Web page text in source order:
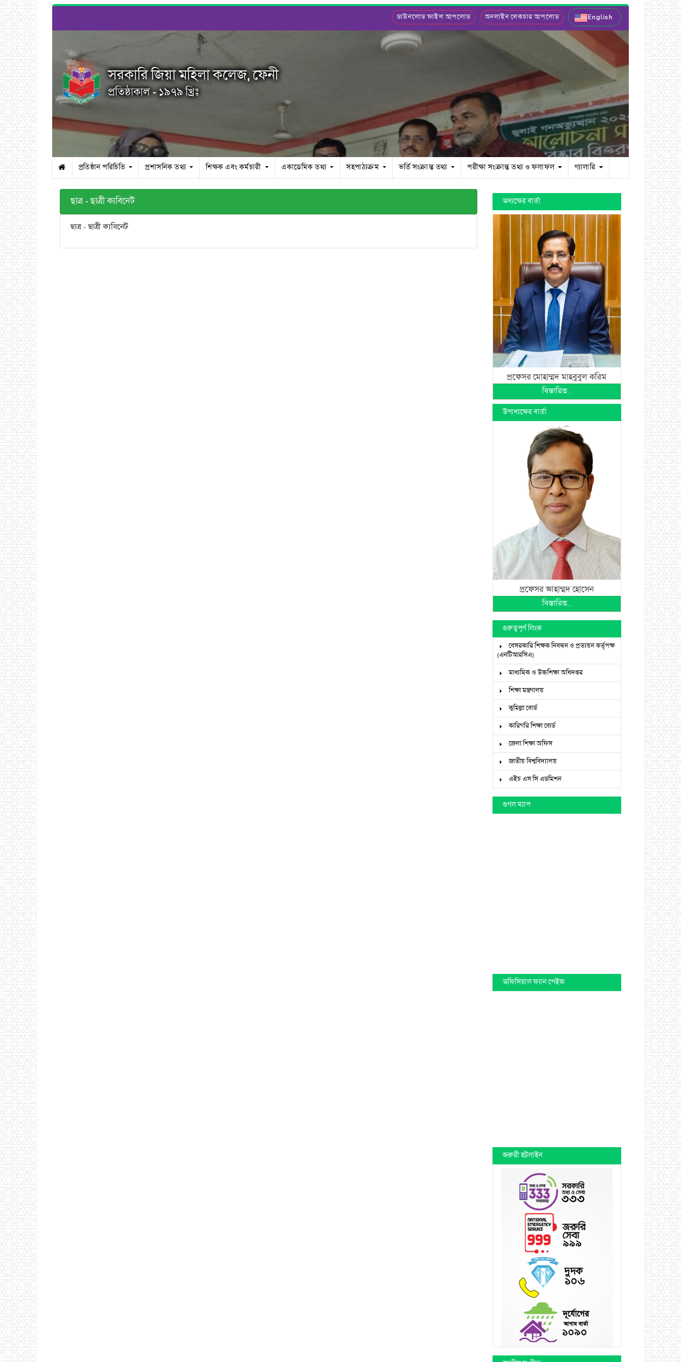
ডাউনলোড ফাইল আপলোড অনলাইন লেকচার আপলোড English
সরকারি জিয়া মহিলা কলেজ, ফেনী
প্রতিষ্ঠাকাল - ১৯৭৯ খ্রিঃ
প্রতিষ্ঠান পরিচিতি প্রশাসনিক তথ্য শিক্ষক এবং কর্মচারী একাডেমিক তথ্য সহপাঠ্যক্রম ভর্তি সংক্রান্ত তথ্য পরীক্ষা সংক্রান্ত তথ্য ও ফলাফল গ্যালারি
ছাত্র - ছাত্রী ক্যবিনেট
ছাত্র - ছাত্রী ক্যবিনেট
অধ্যক্ষের বার্তা
প্রফেসর মোহাম্মদ মাহবুবুল করিম
বিস্তারিত...
উপাধ্যক্ষের বার্তা
প্রফেসর আহাম্মদ হোসেন
বিস্তারিত...
গুরুত্বপূর্ণ লিংক
বেসরকারি শিক্ষক নিবন্ধন ও প্রত্যয়ন কর্তৃপক্ষ
(এনটিআরসিএ)
মাধ্যমিক ও উচ্চশিক্ষা অধিদপ্তর
শিক্ষা মন্ত্রণালয়
কুমিল্লা বোর্ড
কারিগরি শিক্ষা বোর্ড
জেলা শিক্ষা অফিস
জাতীয় বিশ্ববিদ্যালয়
এইচ এস সি এডমিশন
গুগল ম্যাপ
অফিসিয়াল ফ্যান পেইজ
জরুরী হটলাইন